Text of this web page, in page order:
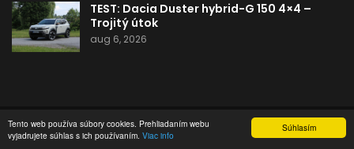
Súhlasím
Tento web používa súbory cookies. Prehliadaním webu
vyjadrujete súhlas s ich používaním. Viac info
TEST: Dacia Duster hybrid-G 150 4×4 –
Trojitý útok
aug 6, 2026
OCHRANA OSOBNÝCH ÚDAJOV PREDPLATNÉ